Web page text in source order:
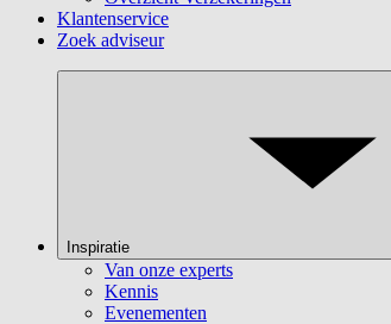
Klantenservice
Zoek adviseur
Inspiratie
Van onze experts
Kennis
Evenementen